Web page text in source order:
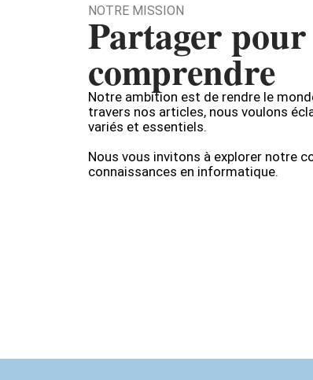
NOTRE MISSION
Partager
comprendre
Notre ambition est de rendre le
travers nos articles, nous voulons
variés et essentiels.
Nous vous invitons à explorer notre
connaissances en informatique.